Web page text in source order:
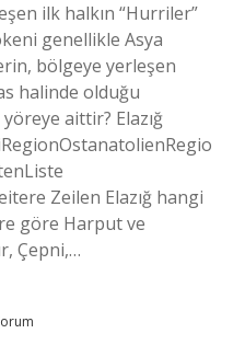
ilk halkın “Hurriler”
genellikle Asya
bölgeye yerleşen
halinde olduğu
aittir? Elazığ
Zeilen Elazığ hangi
göre Harput ve
Çepni,…